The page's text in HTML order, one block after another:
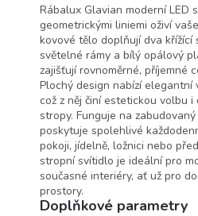
Rábalux Glavian moderní LED
geometrickými liniemi oživí
kovové tělo doplňují dva křížící
světelné rámy a bílý opálový
zajišťují rovnoměrné, příjemné
Plochý design nabízí elegantní
což z něj činí estetickou volbu i
stropy. Funguje na
poskytuje spolehlivé
pokoji, jídelně, ložnici nebo
stropní svítidlo je ideální pro
současné interiéry, ať už pro
prostory.
Doplňkové parametry